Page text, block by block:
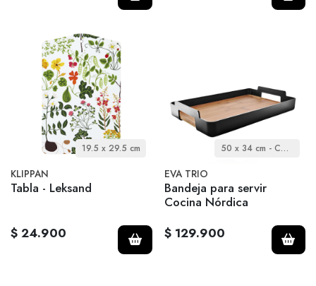
19.5 x 29.5 cm
KLIPPAN
Tabla - Leksand
$ 24.900
50 x 34 cm - Cocina Nórdica
EVA TRIO
Bandeja para servir
Cocina Nórdica
$ 129.900